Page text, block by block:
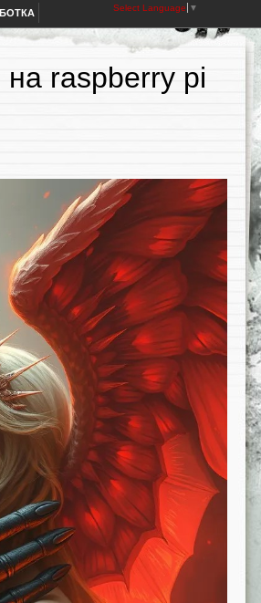
Select Language ▼
raspberry pi